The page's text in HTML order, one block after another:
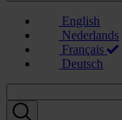
English
Nederlands
Français
Deutsch